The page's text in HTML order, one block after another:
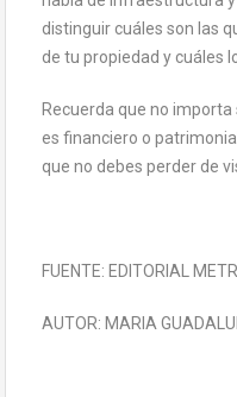
distinguir cuáles son las
de tu propiedad y cuáles
Recuerda que no
es financiero o
que no debes perder de
FUENTE: EDITORIAL
AUTOR: MARIA